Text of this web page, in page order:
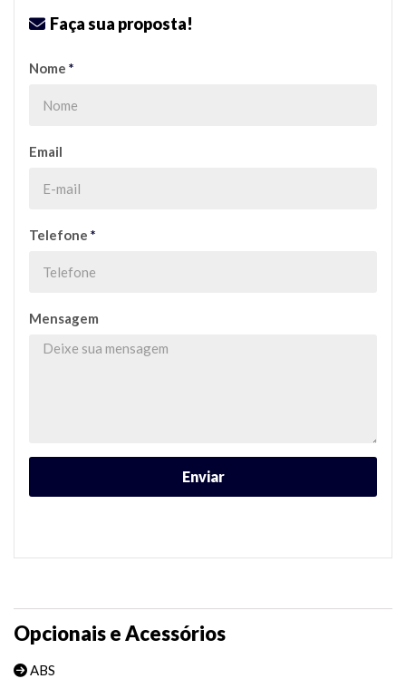
Faça sua proposta!
Nome *
Email
Telefone *
Mensagem
Opcionais e Acessórios
ABS